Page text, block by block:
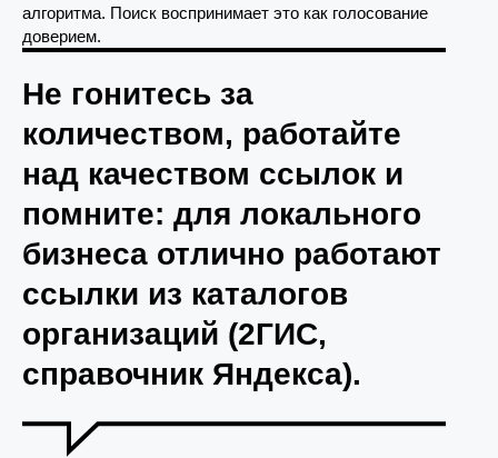
алгоритма. Поиск воспринимает это как голосование
доверием.
Не гонитесь за
количеством, работайте
над качеством ссылок и
помните: для локального
бизнеса отлично работают
ссылки из каталогов
организаций (2ГИС,
справочник Яндекса).